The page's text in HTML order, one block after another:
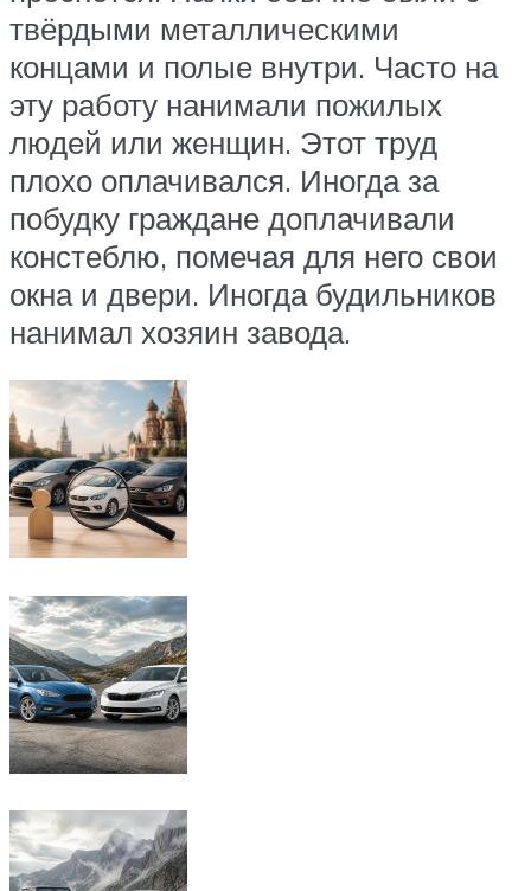
твёрдыми металлическими
концами и полые внутри. Часто на
эту работу нанимали пожилых
людей или женщин. Этот труд
плохо оплачивался. Иногда за
побудку граждане доплачивали
констеблю, помечая для него свои
окна и двери. Иногда будильников
нанимал хозяин завода.